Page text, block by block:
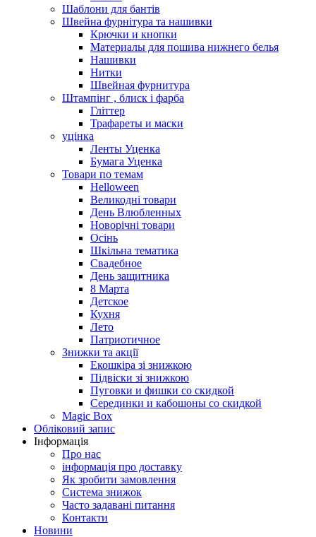
Шаблони для бантів
Швейна фурнітура та нашивки
Крючки и кнопки
Материалы для пошива нижнего белья
Нашивки
Нитки
Швейная фурнитура
Штампінг , блиск і фарба
Гліттер
Трафареты и маски
уцінка
Ленты Уценка
Бумага Уценка
Товари по темам
Helloween
Великодні товари
День Влюбленных
Новорічні товари
Осінь
Шкільна тематика
Свадебное
День защитника
8 Марта
Детское
Кухня
Лето
Патриотичное
Знижки та акції
Екошкіра зі знижкою
Підвіски зі знижкою
Пуговки и фишки со скидкой
Серединки и кабошоны со скидкой
Magic Box
Обліковий запис
Інформація
Про нас
інформація про доставку
Як зробити замовлення
Система знижок
Часто задавані питання
Контакти
Новини